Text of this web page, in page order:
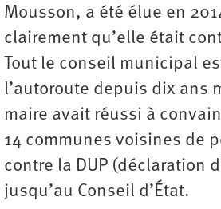
Mousson, a été élue en
clairement qu’elle était
Tout le conseil municipal
l’autoroute depuis dix ans
maire avait réussi à
14 communes voisines de
contre la DUP (déclaration
jusqu’au Conseil d’État.